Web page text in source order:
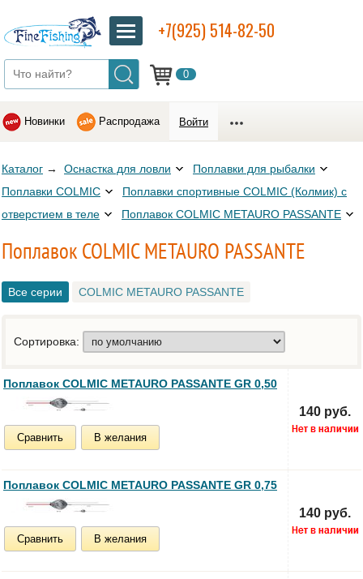
0
+7(925) 514-82-50
Новинки Распродажа Войти
Каталог → Оснастка для ловли
Поплавки для рыбалки
Поплавки COLMIC
Поплавки спортивные COLMIC (Колмик) с
отверстием в теле
Поплавок COLMIC METAURO PASSANTE
Поплавок COLMIC METAURO PASSANTE
Все серии COLMIC METAURO PASSANTE
Сортировка:
Поплавок COLMIC METAURO PASSANTE GR 0,50
Сравнить В желания
140 руб.
Поплавок COLMIC METAURO PASSANTE GR 0,75
Сравнить В желания
140 руб.